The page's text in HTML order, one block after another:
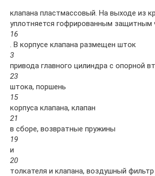
клапана пластмассовый. На выходе из
уплотняется гофрированным защитным
16
. В корпусе клапана размещен шток
3
привода главного цилиндра с опорной
23
штока, поршень
15
корпуса клапана, клапан
21
в сборе, возвратные пружины
19
и
20
толкателя и клапана, воздушный фильтр